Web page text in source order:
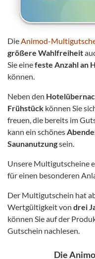
DieAnimod-
größere Wahlfreiheit
Sie einefeste Anzahl an
können.
Neben den
Frühstück können Sie
freuen, die bereits im
kann ein schönes
Saunanutzungsein.
Unsere Multigutscheine
für einen besonderen
Der Multigutschein hat
Wertgültigkeit von drei
können Sie auf der
Gutschein nachlesen.
Die